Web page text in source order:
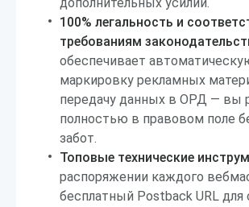
100% легальность и
требованиям
обеспечивает
маркировку рекламных
передачу данных в ОРД — вы
полностью в правовом поле
забот.
Топовые технические
распоряжении каждого
бесплатный Postback URL для